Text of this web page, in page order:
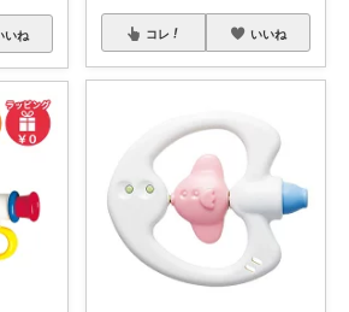
いね コレ いいね